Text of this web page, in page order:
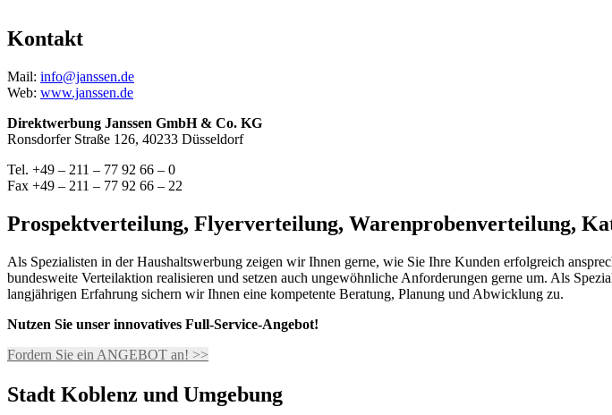
Kontakt
Mail: info@janssen.de
Web: www.janssen.de
Direktwerbung Janssen GmbH & Co. KG
Ronsdorfer Straße 126, 40233 Düsseldorf
Tel. +49 – 211 – 77 92 66 – 0
Fax +49 – 211 – 77 92 66 – 22
Prospektverteilung, Flyerverteilung, Warenprobenverteilung,
Als Spezialisten in der Haushaltswerbung zeigen wir Ihnen gerne, wie Sie Ihre Kunden erfolgreich
bundesweite Verteilaktion realisieren und setzen auch ungewöhnliche Anforderungen gerne um. Als
langjährigen Erfahrung sichern wir Ihnen eine kompetente Beratung, Planung und Abwicklung zu.
Nutzen Sie unser innovatives Full-Service-Angebot!
Fordern Sie ein ANGEBOT an! >>
Stadt Koblenz und Umgebung